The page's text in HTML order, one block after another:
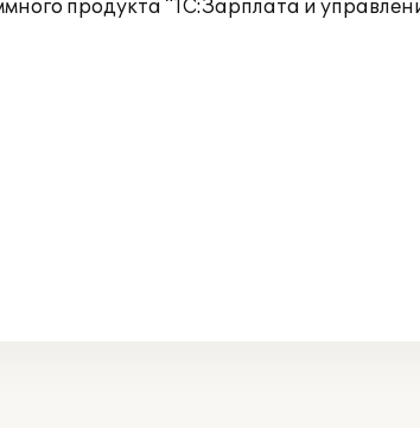
продукта "1С:Зарплата и